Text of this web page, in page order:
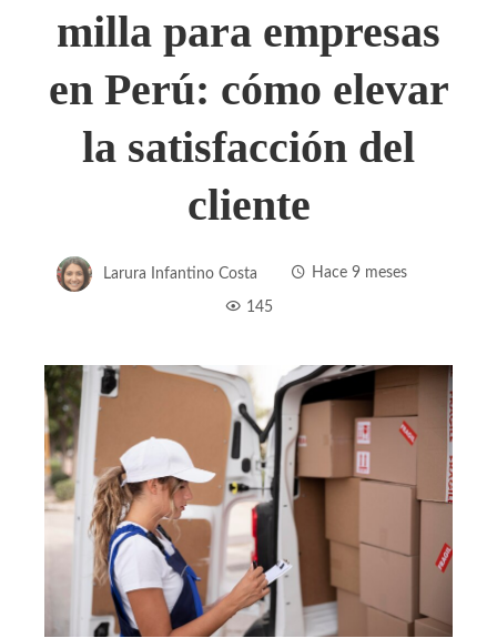
milla para empresas
en Perú: cómo elevar
la satisfacción del
cliente
Larura Infantino Costa Hace 9 meses
145